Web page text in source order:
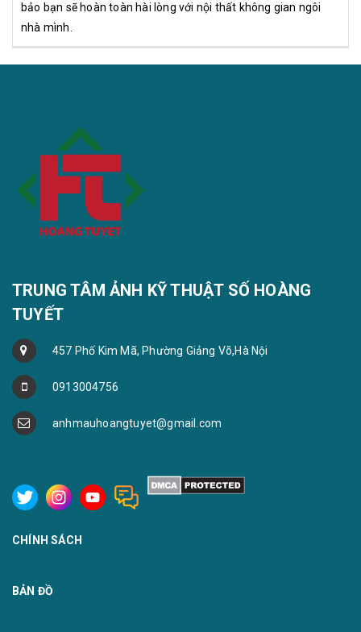
bảo bạn sẽ hoàn toàn hài lòng với nội thất không gian ngôi
nhà mình.
TRUNG TÂM ẢNH KỸ THUẬT SỐ HOÀNG
TUYẾT
457 Phố Kim Mã, Phường Giảng Võ,Hà Nội
0913004756
anhmauhoangtuyet@gmail.com
CHÍNH SÁCH
BẢN ĐỒ